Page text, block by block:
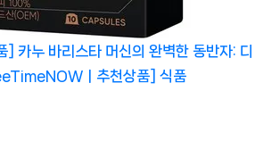
] 카누 바리스타 머신의 완벽한 동반자: 디
ㅣ추천상품]
식품